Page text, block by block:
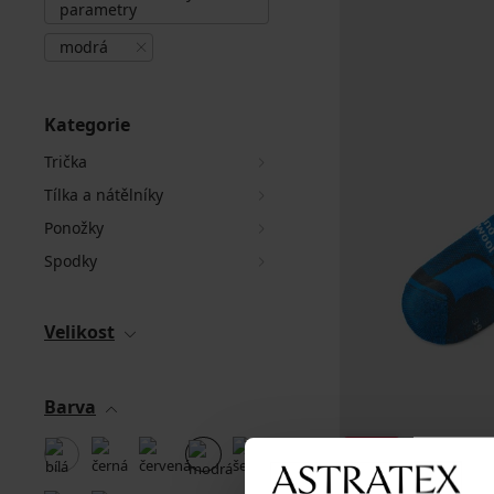
parametry
modrá
Kategorie
Trička
Tílka a nátělníky
Ponožky
Spodky
Velikost
Barva